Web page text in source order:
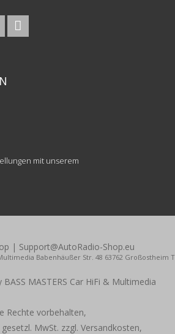
| Support@AutoRadio-Shop.eu
Multimedia Babenhäußer Str. 48 63762 Großostheim
mit unserem
MASTERS Car HiFi & Multimedia
Rechte vorbehalten,
MwSt. zzgl. Versandkosten,